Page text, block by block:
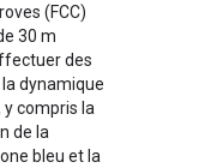
(FCC)
30 m
des
dynamique
compris la
de la
bleu et la